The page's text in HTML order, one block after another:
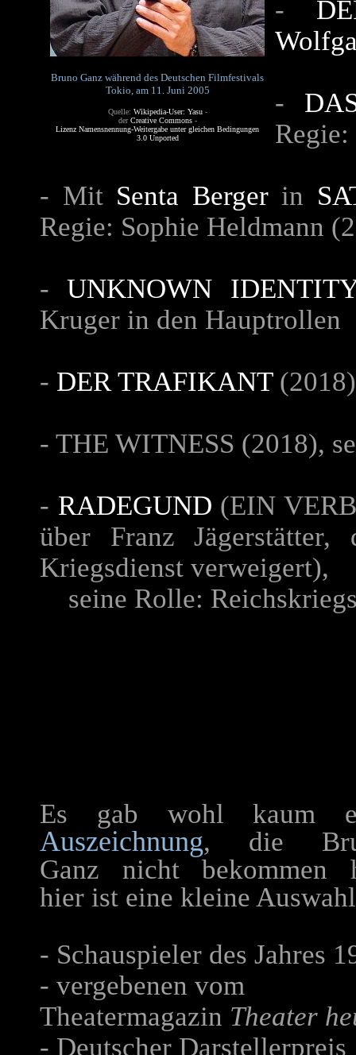
Bruno Ganz während des Deutschen Filmfestivals
Tokio, am 11. Juni 2005
Quelle: Wikipedia-User: Yasu-
derCreative Commons-
Lizenz Namensnennung-Weitergabe unter gleichen Bedingungen
3.0 Unported
-
-
Regie:
- Mit Senta Bergerin
Regie: Sophie Heldmann
-UNKNOWN
Kruger in den Hauptrollen
- DER TRAFIKANT
- THE WITNESS (2018),
- RADEGUND (EIN
über Franz Jägerstätter,
Kriegsdienst verweigert),
seine Rolle:
Es gab wohl kaum
Auszeichnung, die
Ganz nicht bekommen
hier ist eine kleine
- Schauspieler des Jahres
- vergebenen vom
Theatermagazin Theater
- Deutscher Darstellerpreis